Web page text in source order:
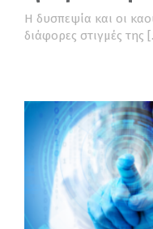
Η δυσπεψία και οι
διάφορες στιγμές της